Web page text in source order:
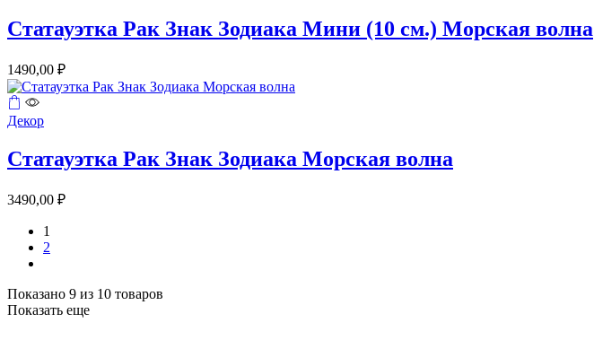
Статауэтка Рак Знак Зодиака Мини (10 см.) Морская волна
1490,00 ₽
Декор
Статауэтка Рак Знак Зодиака Морская волна
3490,00 ₽
1
2
Показано 9 из 10 товаров
Показать еще